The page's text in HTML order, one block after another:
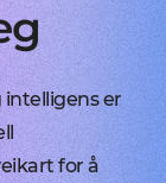
er
for å